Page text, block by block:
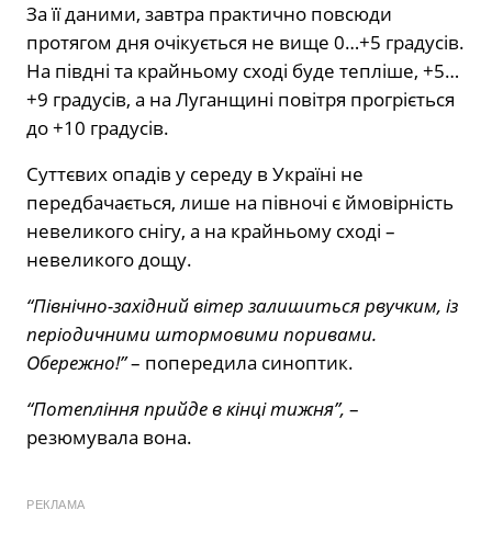
За її даними, завтра практично повсюди
протягом дня очікується не вище 0…+5 градусів.
На півдні та крайньому сході буде тепліше, +5…
+9 градусів, а на Луганщині повітря прогріється
до +10 градусів.
Суттєвих опадів у середу в Україні не
передбачається, лише на півночі є ймовірність
невеликого снігу, а на крайньому сході –
невеликого дощу.
“Північно-західний вітер залишиться рвучким, із
періодичними штормовими поривами.
Обережно!”– попередила синоптик.
“Потепління прийде в кінці тижня”, –
резюмувала вона.
РЕКЛАМА